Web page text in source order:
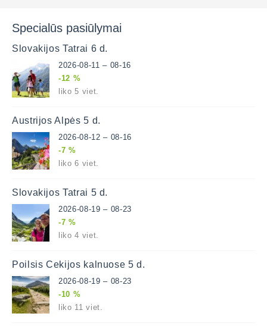
Specialūs pasiūlymai
Slovakijos Tatrai 6 d.
2026-08-11 – 08-16
-12 %
liko 5 viet.
Austrijos Alpės 5 d.
2026-08-12 – 08-16
-7 %
liko 6 viet.
Slovakijos Tatrai 5 d.
2026-08-19 – 08-23
-7 %
liko 4 viet.
Poilsis Čekijos kalnuose 5 d.
2026-08-19 – 08-23
-10 %
liko 11 viet.